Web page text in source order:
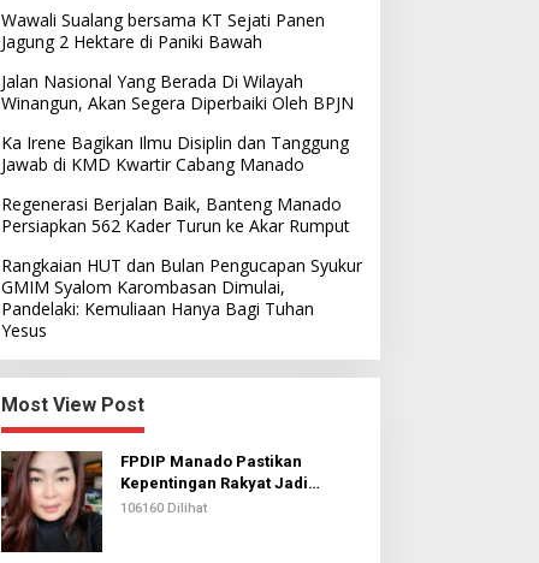
Wawali Sualang bersama KT Sejati Panen
Jagung 2 Hektare di Paniki Bawah
Jalan Nasional Yang Berada Di Wilayah
Winangun, Akan Segera Diperbaiki Oleh BPJN
Ka Irene Bagikan Ilmu Disiplin dan Tanggung
Jawab di KMD Kwartir Cabang Manado
Regenerasi Berjalan Baik, Banteng Manado
Persiapkan 562 Kader Turun ke Akar Rumput
Rangkaian HUT dan Bulan Pengucapan Syukur
GMIM Syalom Karombasan Dimulai,
Pandelaki: Kemuliaan Hanya Bagi Tuhan
Yesus
Most View Post
FPDIP Manado Pastikan
Kepentingan Rakyat Jadi
Prioritas Dalam Perjuangan
106160 Dilihat